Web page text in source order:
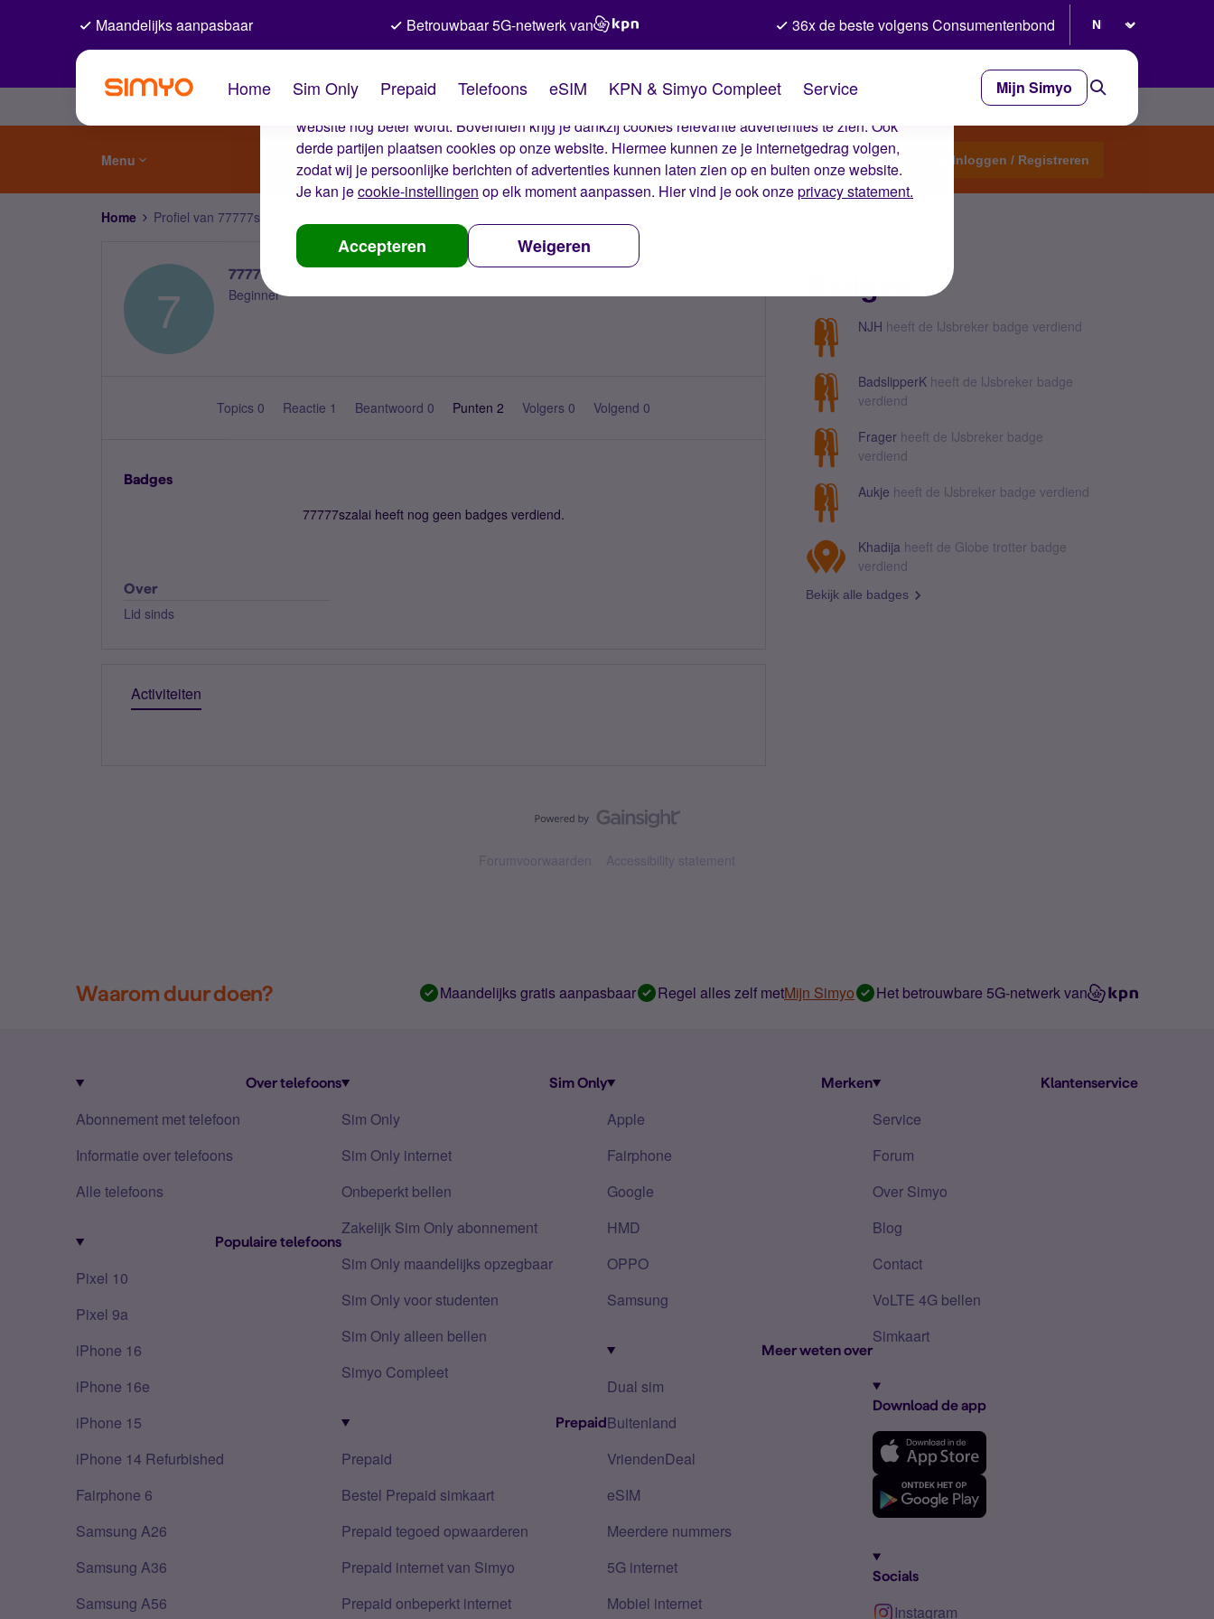
De cookies van Simyo
Wij gebruiken cookies op onze website. Met deze cookies zorgen wij ervoor dat je ervaring op de
website nog beter wordt. Bovendien krijg je dankzij cookies relevante advertenties te zien. Ook
derde partijen plaatsen cookies op onze website. Hiermee kunnen ze je internetgedrag volgen,
zodat wij je persoonlijke berichten of advertenties kunnen laten zien op en buiten onze website.
Je kan jecookie-instellingen op elk moment aanpassen. Hier vind je ook onzeprivacy statement.
Accepteren Weigeren
Maandelijks aanpasbaar Betrouwbaar 5G-netwerk van 36x de beste volgens Consumentenbond
Home Sim Only Prepaid Telefoons eSIM KPN & Simyo Compleet Service Mijn Simyo
Menu Start een topic Inloggen / Registreren
Home Profiel van 77777szalai
7
77777szalai
Beginner
Topics 0 Reactie 1 Beantwoord 0 Punten 2 Volgers 0 Volgend 0
Badges
77777szalai heeft nog geen badges verdiend.
Over
Lid sinds
Activiteiten
NJH heeft de IJsbreker badge verdiend
BadslipperK heeft de IJsbreker badge
verdiend
Frager heeft de IJsbreker badge
verdiend
Aukje heeft de IJsbreker badge verdiend
Khadija heeft de Globe trotter badge
verdiend
Bekijk alle badges
Forumvoorwaarden Accessibility statement
Waarom duur doen? Maandelijks gratis aanpasbaar Regel alles zelf metMijn Simyo Het betrouwbare 5G-netwerk van
Over telefoons
Abonnement met telefoon
Informatie over telefoons
Alle telefoons
Populaire telefoons
Pixel 10
Pixel 9a
iPhone 16
iPhone 16e
iPhone 15
iPhone 14 Refurbished
Fairphone 6
Samsung A26
Samsung A36
Samsung A56
Sim Only
Sim Only
Sim Only internet
Onbeperkt bellen
Zakelijk Sim Only abonnement
Sim Only maandelijks opzegbaar
Sim Only voor studenten
Sim Only alleen bellen
Simyo Compleet
Prepaid
Prepaid
Bestel Prepaid simkaart
Prepaid tegoed opwaarderen
Prepaid internet van Simyo
Prepaid onbeperkt internet
Merken
Apple
Fairphone
Google
HMD
OPPO
Samsung
Meer weten over
Dual sim
Buitenland
VriendenDeal
eSIM
Meerdere nummers
5G internet
Mobiel internet
Klantenservice
Service
Forum
Over Simyo
Blog
Contact
VoLTE 4G bellen
Simkaart
Download de app
Socials
Instagram